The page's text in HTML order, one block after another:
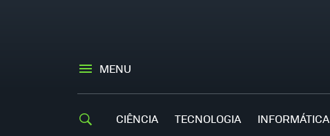
MENU
CIÊNCIA TECNOLOGIA INFORMÁTICA